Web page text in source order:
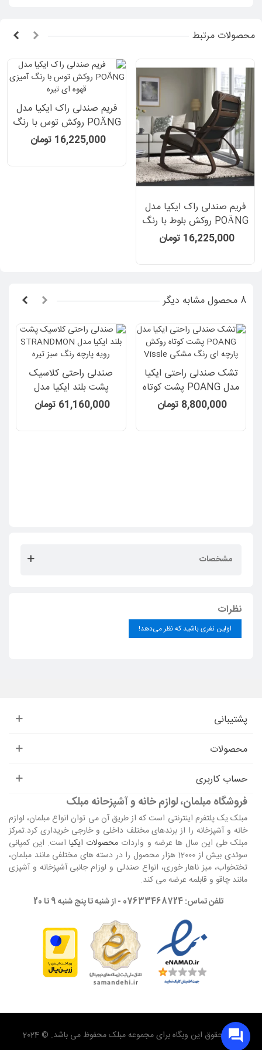
محصولات مرتبط
فریم صندلی راک ایکیا مدل
POÄNG روکش بلوط با رنگ
آمیزی قهوه ای
16,225,000 تومان
فریم صندلی راک ایکیا مدل
POÄNG روکش توس با رنگ
آمیزی قهوه ای تیره
16,225,000 تومان
8 محصول مشابه دیگر
تشک صندلی راحتی ایکیا
مدل POANG پشت کوتاه
روکش پارچه ای رنگ
مشکی Vissle
8,800,000 تومان
صندلی راحتی کلاسیک
پشت بلند ایکیا مدل
STRANDMON رویه
پارچه رنگ سبز تیره
61,160,000 تومان
مشخصات
نظرات
اولین نفری باشید که نظر می‌دهد!
پشتیبانی
محصولات
حساب کاربری
فروشگاه مبلمان، لوازم خانه و آشپزحانه مبلک
مبلک یک پلتفرم اینترنتی است که از طریق آن می توان انواع مبلمان، لوازم
خانه و آشپزخانه را از برندهای مختلف داخلی و خارجی خریداری کرد.تمرکز
مبلک طی این سال ها عرضه و واردات محصولات ایکیااست. این کمپانی
سوئدی بیش از 12000 هزار محصول را در دسته های مختلفی مانند مبلمان،
تختخواب، میز ناهار خوری، انواع صندلی و لوزام جانبی آشپزخانه و آشپزی
مانند چاقو و قابلمه عرضه می کند.
تلفن تماس: 07633468724 - از شنبه تا پنج شنبه 9 تا 20
تمام حقوق این وبگاه برای مجموعه مبلک محفوظ می باشد. © 2024